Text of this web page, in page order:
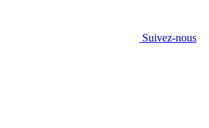
Suivez-nous